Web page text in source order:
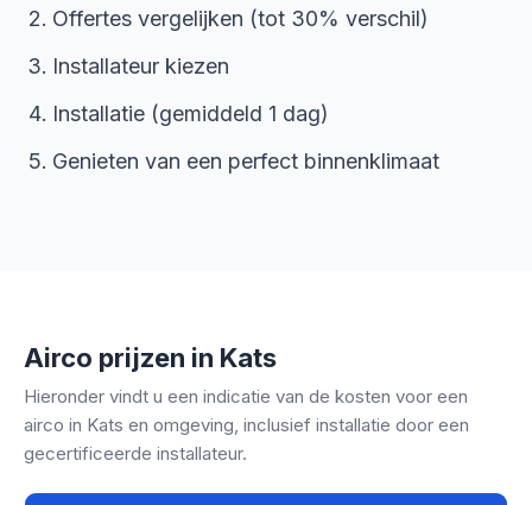
Offertes vergelijken (tot 30% verschil)
Installateur kiezen
Installatie (gemiddeld 1 dag)
Genieten van een perfect binnenklimaat
Airco prijzen in Kats
Hieronder vindt u een indicatie van de kosten voor een
airco in Kats en omgeving, inclusief installatie door een
gecertificeerde installateur.